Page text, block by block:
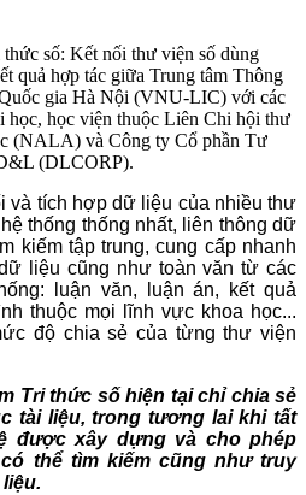
số: Kết nối thư viện số dùng
quả hợp tác giữa Trung tâm Thông
gia Hà Nội (VNU-LIC) với các
học, học viện thuộc Liên Chi hội thư
(NALA) và Công ty Cổ phần Tư
(DLCORP).
và tích hợp dữ liệu của nhiều thư
thống thống nhất, liên thông dữ
kiếm tập trung, cung cấp nhanh
liệu cũng như toàn văn từ các
luận văn, luận án, kết quả
thuộc mọi lĩnh vực khoa học...
độ chia sẻ của từng thư viện
Tri thức số hiện tại chỉ chia sẻ
tài liệu, trong tương lai khi tất
được xây dựng và cho phép
thể tìm kiếm cũng như truy